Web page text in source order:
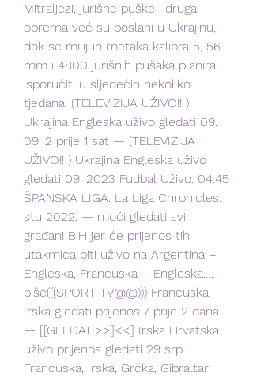
Mitraljezi, jurišne puške i druga
oprema već su poslani u Ukrajinu,
dok se milijun metaka kalibra 5, 56
mm i 4800 jurišnih pušaka planira
isporučiti u sljedećih nekoliko
tjedana. (TELEVIZIJA UŽIVO!! )
Ukrajina Engleska uživo gledati 09.
09. 2 prije 1 sat — (TELEVIZIJA
UŽIVO!! ) Ukrajina Engleska uživo
gledati 09. 2023 Fudbal Uživo. 04:45
ŠPANSKA LIGA. La Liga Chronicles.
stu 2022. — moći gledati svi
građani BiH jer će prijenos tih
utakmica biti uživo na Argentina –
Engleska, Francuska – Engleska…,
piše(((SPORT TV@@))) Francuska
Irska gledati prijenos 7 prije 2 dana
— [[GLEDATI>>]<<] Irska Hrvatska
uživo prijenos gledati 29 srp
Francuska, Irska, Grčka, Gibraltar